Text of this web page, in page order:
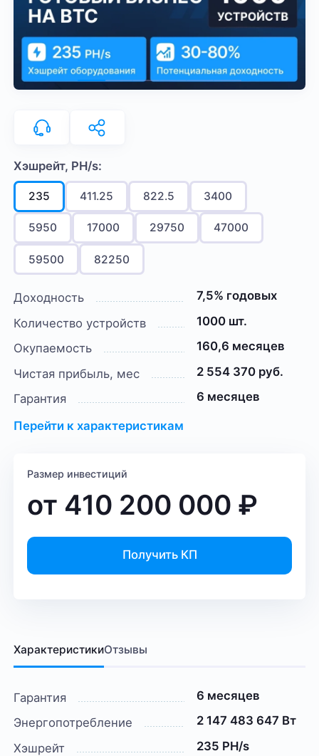
Хэшрейт, PH/s:
235 411.25 822.5 3400
5950 17000 29750 47000
59500 82250
Доходность
7,5% годовых
Количество устройств
1000 шт.
Окупаемость
160,6 месяцев
Чистая прибыль, мес
2 554 370 руб.
Гарантия
6 месяцев
Перейти к характеристикам
Размер инвестиций
от 410 200 000 ₽
Получить КП
ХарактеристикиОтзывы
Гарантия
6 месяцев
Энергопотребление
2 147 483 647 Вт
Хэшрейт
235 PH/s